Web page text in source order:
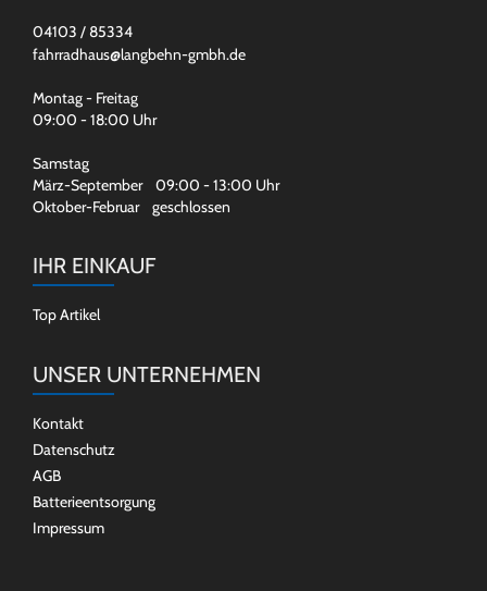
04103 / 85334
fahrradhaus@langbehn-gmbh.de
Montag - Freitag
09:00 - 18:00 Uhr
Samstag
März-September 09:00 - 13:00 Uhr
Oktober-Februar geschlossen
IHR EINKAUF
Top Artikel
UNSER UNTERNEHMEN
Kontakt
Datenschutz
AGB
Batterieentsorgung
Impressum